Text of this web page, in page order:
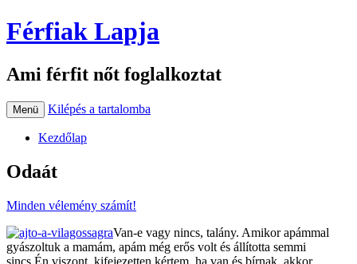
Férfiak Lapja
Ami férfit nőt foglalkoztat
Menü Kilépés a tartalomba
Kezdőlap
Odaát
Minden vélemény számít!
Van-e vagy nincs, talány. Amikor apámmal
gyászoltuk a mamám, apám még erős volt és állította semmi
sincs.Én viszont. kifejezetten kértem, ha van és bírnak, akkor